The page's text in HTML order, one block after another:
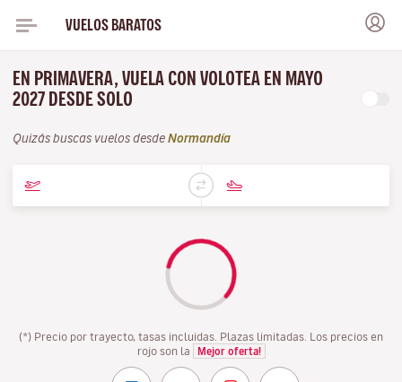
VUELOS BARATOS
EN PRIMAVERA, VUELA CON VOLOTEA EN MAYO
2027 DESDE SOLO
Quizás buscas vuelos desde Normandía
(*) Precio por trayecto, tasas incluidas. Plazas limitadas. Los precios en
rojo son la
Mejor oferta!